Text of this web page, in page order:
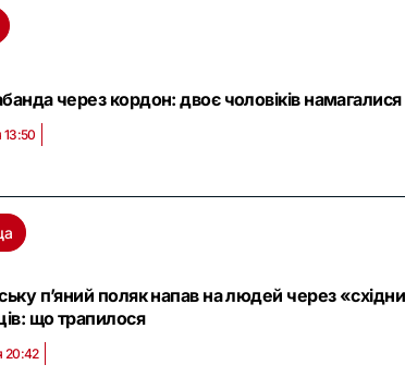
через кордон: двоє чоловіків намагалися
13:50
п’яний поляк напав на людей через
що трапилося
20:42